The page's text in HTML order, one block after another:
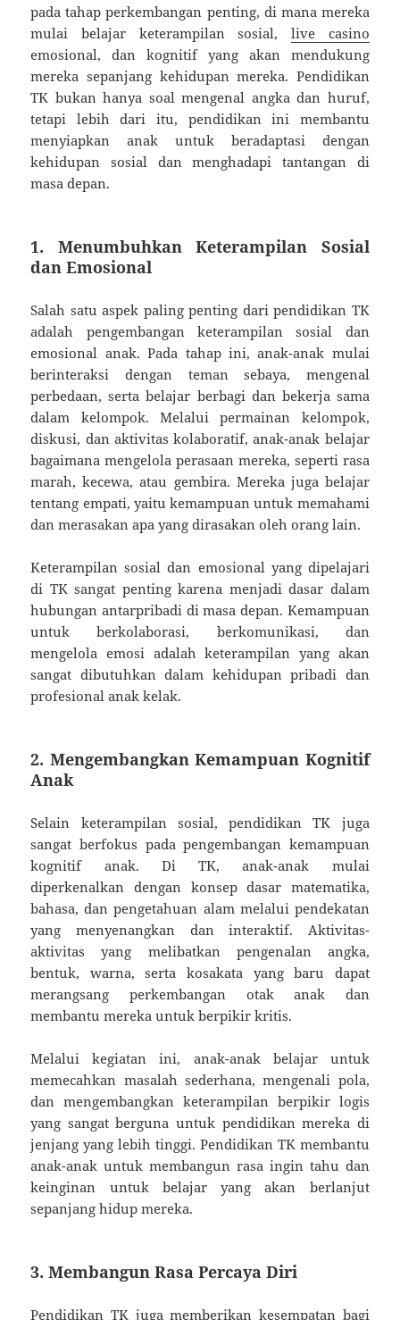
pada tahap perkembangan penting, di mana mereka
mulai belajar keterampilan sosial, live casino
emosional, dan kognitif yang akan mendukung
mereka sepanjang kehidupan mereka. Pendidikan
TK bukan hanya soal mengenal angka dan huruf,
tetapi lebih dari itu, pendidikan ini membantu
menyiapkan anak untuk beradaptasi dengan
kehidupan sosial dan menghadapi tantangan di
masa depan.
1. Menumbuhkan Keterampilan Sosial
dan Emosional
Salah satu aspek paling penting dari pendidikan TK
adalah pengembangan keterampilan sosial dan
emosional anak. Pada tahap ini, anak-anak mulai
berinteraksi dengan teman sebaya, mengenal
perbedaan, serta belajar berbagi dan bekerja sama
dalam kelompok. Melalui permainan kelompok,
diskusi, dan aktivitas kolaboratif, anak-anak belajar
bagaimana mengelola perasaan mereka, seperti rasa
marah, kecewa, atau gembira. Mereka juga belajar
tentang empati, yaitu kemampuan untuk memahami
dan merasakan apa yang dirasakan oleh orang lain.
Keterampilan sosial dan emosional yang dipelajari
di TK sangat penting karena menjadi dasar dalam
hubungan antarpribadi di masa depan. Kemampuan
untuk berkolaborasi, berkomunikasi, dan
mengelola emosi adalah keterampilan yang akan
sangat dibutuhkan dalam kehidupan pribadi dan
profesional anak kelak.
2. Mengembangkan Kemampuan Kognitif
Anak
Selain keterampilan sosial, pendidikan TK juga
sangat berfokus pada pengembangan kemampuan
kognitif anak. Di TK, anak-anak mulai
diperkenalkan dengan konsep dasar matematika,
bahasa, dan pengetahuan alam melalui pendekatan
yang menyenangkan dan interaktif. Aktivitas-
aktivitas yang melibatkan pengenalan angka,
bentuk, warna, serta kosakata yang baru dapat
merangsang perkembangan otak anak dan
membantu mereka untuk berpikir kritis.
Melalui kegiatan ini, anak-anak belajar untuk
memecahkan masalah sederhana, mengenali pola,
dan mengembangkan keterampilan berpikir logis
yang sangat berguna untuk pendidikan mereka di
jenjang yang lebih tinggi. Pendidikan TK membantu
anak-anak untuk membangun rasa ingin tahu dan
keinginan untuk belajar yang akan berlanjut
sepanjang hidup mereka.
3. Membangun Rasa Percaya Diri
Pendidikan TK juga memberikan kesempatan bagi